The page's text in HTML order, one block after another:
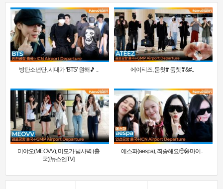
방탄소년단, 시대가 ‘BTS’ 원해🎵 .. 에이티즈, 둠칫❣️ 둠칫❣&#..
미야오(MEOVV), 미모가 넘사벽 (출
국)[뉴스엔TV]
에스파(aespa), 죄송해요🥺🎤마이..